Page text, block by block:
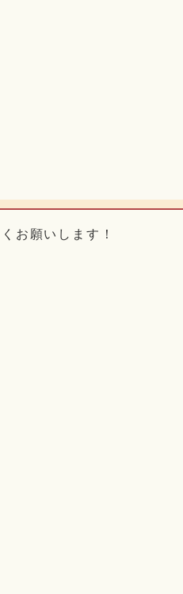
お願いします！